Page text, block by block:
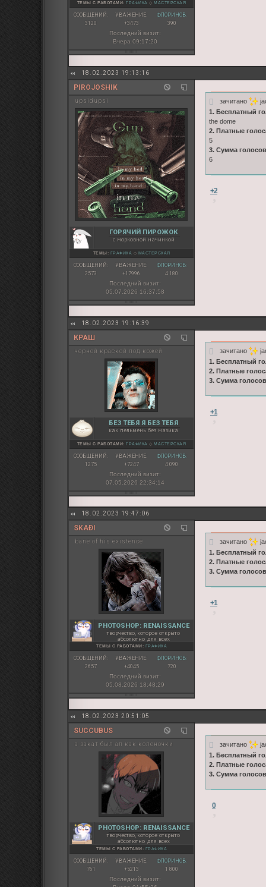
ТЕМЫ С РАБОТАМИ: ГРАФИКА ◇ МАСТЕРСКАЯ
СООБЩЕНИЙ:
3120
УВАЖЕНИЕ:
+3473
ФЛОРИНОВ:
390
Последний визит:
Вчера 09:17:20
18.02.2023 19:13:16
PIROJOSHIK
upsidupsi
ГОРЯЧИЙ ПИРОЖОК
с морковной начинкой
ТЕМЫ: ГРАФИКА ◇ МАСТЕРСКАЯ
СООБЩЕНИЙ:
2573
УВАЖЕНИЕ:
+17996
ФЛОРИНОВ:
4 180
Последний визит:
05.07.2026 16:37:58
зачитано
1. Бесплатный
the dome
2. Платные
5
3. Сумма
6
+2
18.02.2023 19:16:39
КРАШ
черной краской под кожей
БЕЗ ТЕБЯ Я БЕЗ ТЕБЯ
как пельмень без мазика
ТЕМЫ С РАБОТАМИ:ГРАФИКА ◇МАСТЕРСКАЯ
СООБЩЕНИЙ:
1275
УВАЖЕНИЕ:
+7247
ФЛОРИНОВ:
4 090
Последний визит:
07.05.2026 22:34:14
зачитано
1. Бесплатный
2. Платные
3. Сумма
+1
18.02.2023 19:47:06
SKAÐI
bane of his existence
PHOTOSHOP: RENAISSANCE
творчество, которое открыто
абсолютно для всех
ТЕМЫ С РАБОТАМИ: ГРАФИКА
СООБЩЕНИЙ:
2657
УВАЖЕНИЕ:
+4045
ФЛОРИНОВ:
720
Последний визит:
05.08.2026 18:48:29
зачитано
1. Бесплатный
2. Платные
3. Сумма
+1
18.02.2023 20:51:05
SUCCUBUS
а закат был ал как коленочки
PHOTOSHOP: RENAISSANCE
творчество, которое открыто
абсолютно для всех
ТЕМЫ С РАБОТАМИ: ГРАФИКА
СООБЩЕНИЙ:
761
УВАЖЕНИЕ:
+5213
ФЛОРИНОВ:
1 800
Последний визит:
зачитано
1. Бесплатный
2. Платные
3. Сумма
0